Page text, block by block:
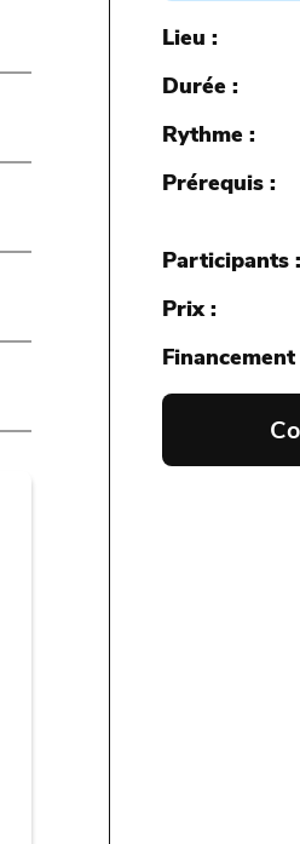
Lieu
Durée
Rythme
Prérequis
Participants
Prix
Financement